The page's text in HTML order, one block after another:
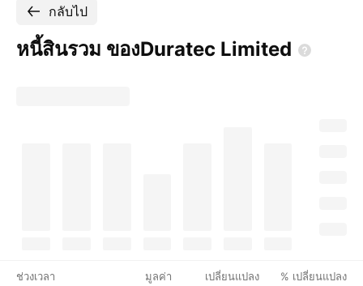
กลับไป
หนี้สินรวม ของDuratec Limited
ช่วงเวลา มูลค่า เปลี่ยนแปลง % เปลี่ยนแปลง